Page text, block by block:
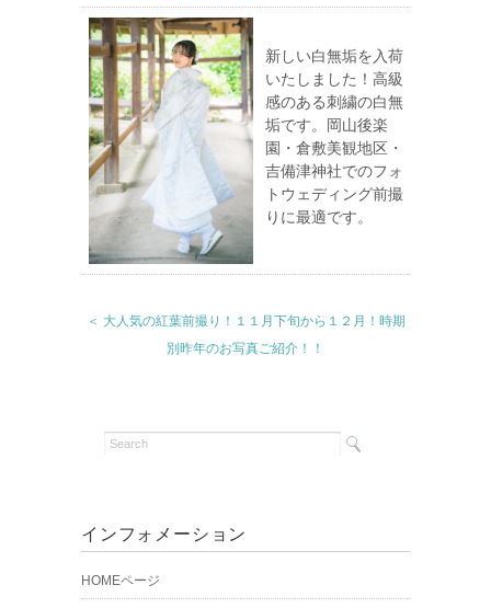
新しい白無垢を入荷
いたしました！高級
感のある刺繍の白無
垢です。岡山後楽
園・倉敷美観地区・
吉備津神社でのフォ
トウェディング前撮
りに最適です。
＜ 大人気の紅葉前撮り！１１月下旬から１２月！時期
別昨年のお写真ご紹介！！
インフォメーション
HOMEページ